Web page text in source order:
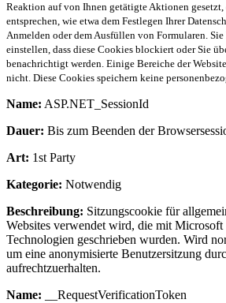
Reaktion auf von Ihnen getätigte Aktionen
entsprechen, wie etwa dem Festlegen Ihrer
Anmelden oder dem Ausfüllen von Formularen.
einstellen, dass diese Cookies blockiert oder Sie
benachrichtigt werden. Einige Bereiche der
nicht. Diese Cookies speichern keine
Name: ASP.NET_SessionId
Dauer: Bis zum Beenden der
Art: 1st Party
Kategorie: Notwendig
Beschreibung: Sitzungscookie für
Websites verwendet wird, die mit Microsoft
Technologien geschrieben wurden. Wird
um eine anonymisierte Benutzersitzung
aufrechtzuerhalten.
Name: __RequestVerificationToken